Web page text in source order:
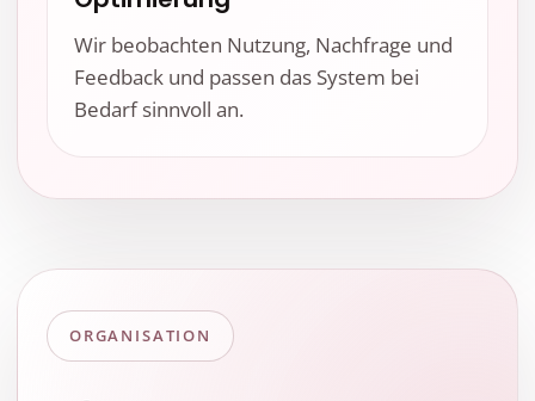
Wir beobachten Nutzung, Nachfrage und
Feedback und passen das System bei
Bedarf sinnvoll an.
ORGANISATION